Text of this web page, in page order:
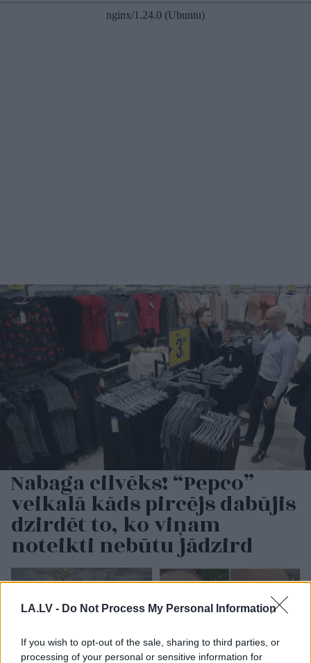
LA.LV - Do Not Process My Personal Information
If you wish to opt-out of the sale, sharing to third parties, or
processing of your personal or sensitive information for
Nabaga cilvēks! “Pepco”
veikalā kāds pircējs dabūjis
dzirdēt to, ko viņam
noteikti nebūtu jādzird